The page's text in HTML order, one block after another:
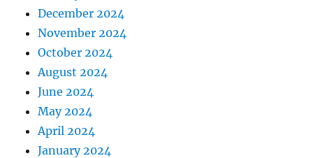
December 2024
November 2024
October 2024
August 2024
June 2024
May 2024
April 2024
January 2024